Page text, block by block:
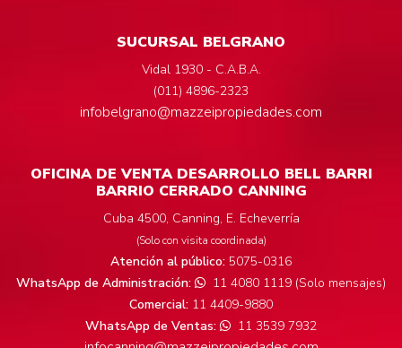
SUCURSAL BELGRANO
Vidal 1930 - C.A.B.A.
(011) 4896-2323
infobelgrano@mazzeipropiedades.com
OFICINA DE VENTA DESARROLLO BELL BARRI
BARRIO CERRADO CANNING
Cuba 4500, Canning, E. Echeverría
(Solo con visita coordinada)
Atención al público: 5075-0316
WhatsApp de Administración:
11 4080 1119 (Solo mensajes)
Comercial: 11 4409-9880
WhatsApp de Ventas:
11 3539 7932